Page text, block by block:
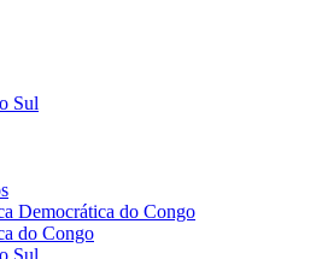
Sul
Democrática do Congo
do Congo